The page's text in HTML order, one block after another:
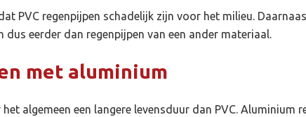
PVC regenpijpen schadelijk zijn voor het milieu.
dus eerder dan regenpijpen van een ander materiaal.
met aluminium
het algemeen een langere levensduur dan PVC.